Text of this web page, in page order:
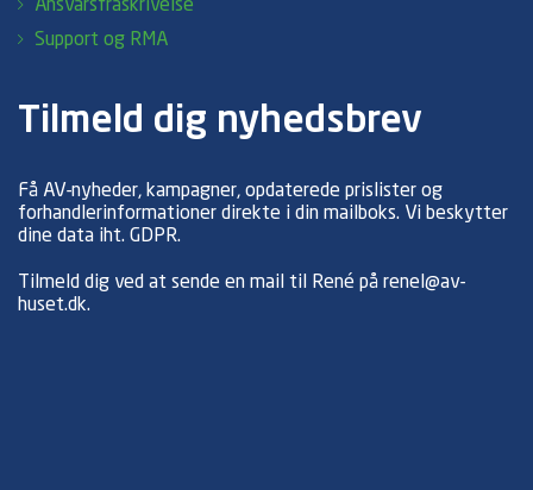
Ansvarsfraskrivelse
Support og RMA
Tilmeld dig nyhedsbrev
Få AV-nyheder, kampagner, opdaterede prislister og
forhandlerinformationer direkte i din mailboks. Vi beskytter
dine data iht. GDPR.
Tilmeld dig ved at sende en mail til René på renel@av-
huset.dk.